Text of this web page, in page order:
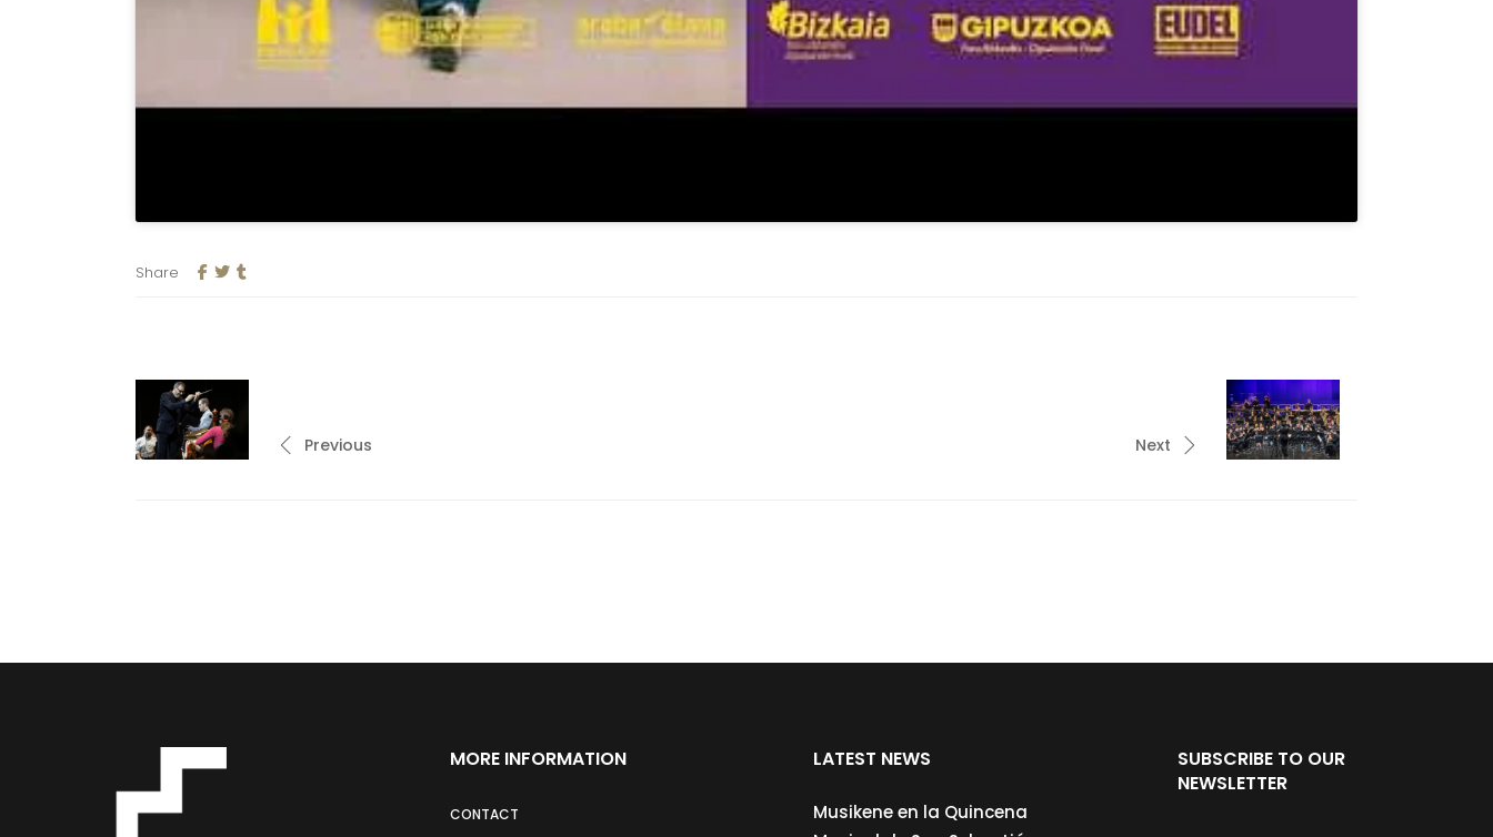
Share
Previous Next
MORE INFORMATION
CONTACT
LATEST NEWS
Musikene en la Quincena
SUBSCRIBE TO OUR
NEWSLETTER